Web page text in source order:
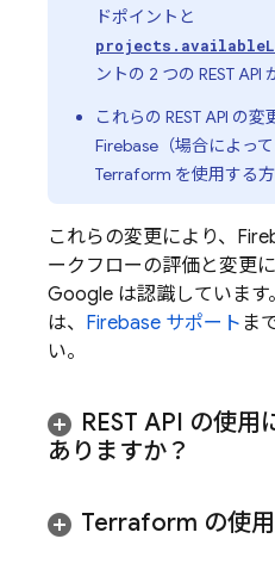
ドポイントと
ントの 2 つの REST API
これらの REST API の変
Firebase （場合によっ
Terraform を使用する方
これらの変更により、
ークフローの評価と変更
Google は認識していま
は、 Firebase サポート ま
い。
REST API の使用
ありますか？
Terraform の使